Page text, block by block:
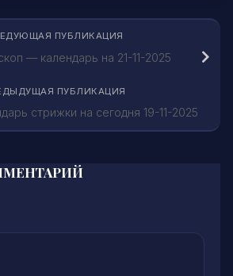
ПУБЛИКАЦИЯ
— календарь на 21-11-2025
ПУБЛИКАЦИЯ
стрижки на сегодня 19-11-2025